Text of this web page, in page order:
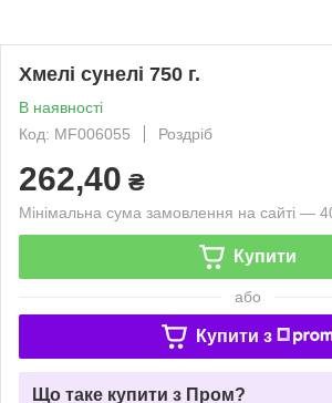
Хмелі сунелі 750 г.
В наявності
Код: MF006055
Роздріб
262,40 ₴
Мінімальна сума замовлення на сайті —
Купити
або
Купити з
Що таке купити з Пром?